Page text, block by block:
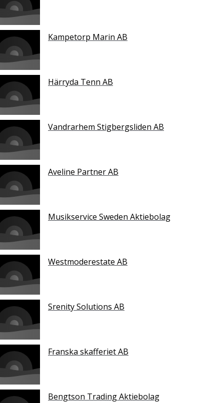
Kampetorp Marin AB
Härryda Tenn AB
Vandrarhem Stigbergsliden AB
Aveline Partner AB
Musikservice Sweden Aktiebolag
Westmoderestate AB
Srenity Solutions AB
Franska skafferiet AB
Bengtson Trading Aktiebolag